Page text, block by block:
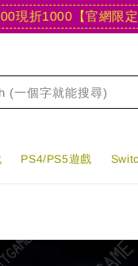
1000【官網限定】會
(一個字就能搜尋)
PS4/PS5遊戲